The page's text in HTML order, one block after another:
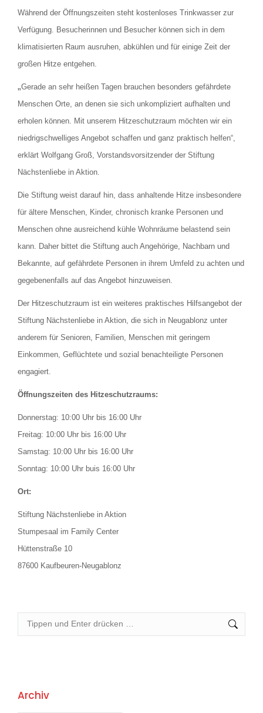
Während der Öffnungszeiten steht kostenloses Trinkwasser zur
Verfügung. Besucherinnen und Besucher können sich in dem
klimatisierten Raum ausruhen, abkühlen und für einige Zeit der
großen Hitze entgehen.
„Gerade an sehr heißen Tagen brauchen besonders gefährdete
Menschen Orte, an denen sie sich unkompliziert aufhalten und
erholen können. Mit unserem Hitzeschutzraum möchten wir ein
niedrigschwelliges Angebot schaffen und ganz praktisch helfen“,
erklärt Wolfgang Groß, Vorstandsvorsitzender der Stiftung
Nächstenliebe in Aktion.
Die Stiftung weist darauf hin, dass anhaltende Hitze insbesondere
für ältere Menschen, Kinder, chronisch kranke Personen und
Menschen ohne ausreichend kühle Wohnräume belastend sein
kann. Daher bittet die Stiftung auch Angehörige, Nachbarn und
Bekannte, auf gefährdete Personen in ihrem Umfeld zu achten und
gegebenenfalls auf das Angebot hinzuweisen.
Der Hitzeschutzraum ist ein weiteres praktisches Hilfsangebot der
Stiftung Nächstenliebe in Aktion, die sich in Neugablonz unter
anderem für Senioren, Familien, Menschen mit geringem
Einkommen, Geflüchtete und sozial benachteiligte Personen
engagiert.
Öffnungszeiten des Hitzeschutzraums:
Donnerstag: 10:00 Uhr bis 16:00 Uhr
Freitag: 10:00 Uhr bis 16:00 Uhr
Samstag: 10:00 Uhr bis 16:00 Uhr
Sonntag: 10:00 Uhr buis 16:00 Uhr
Ort:
Stiftung Nächstenliebe in Aktion
Stumpesaal im Family Center
Hüttenstraße 10
87600 Kaufbeuren-Neugablonz
Search:
Archiv